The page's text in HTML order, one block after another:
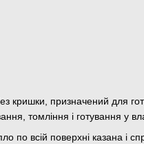
кришки, призначений для
томління і готування у
по всій поверхні казана і